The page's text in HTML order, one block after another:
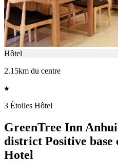
Hôtel
2.15km du centre
3 Étoiles Hôtel
GreenTree Inn
district Positive base
Hotel